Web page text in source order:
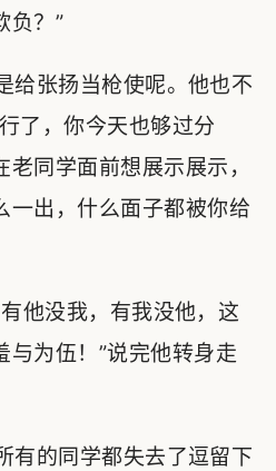
负？”
张扬当枪使呢。他也不
了，你今天也够过分
同学面前想展示展示，
一出，什么面子都被你给
他没我，有我没他，这
与为伍！”说完他转身走
的同学都失去了逗留下